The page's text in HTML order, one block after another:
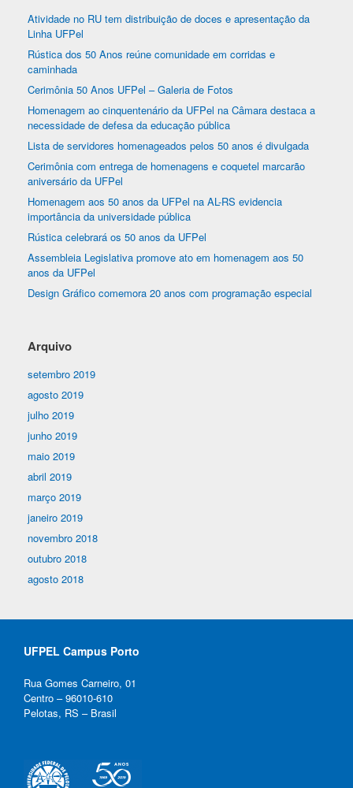
Atividade no RU tem distribuição de doces e apresentação da
Linha UFPel
Rústica dos 50 Anos reúne comunidade em corridas e
caminhada
Cerimônia 50 Anos UFPel – Galeria de Fotos
Homenagem ao cinquentenário da UFPel na Câmara destaca a
necessidade de defesa da educação pública
Lista de servidores homenageados pelos 50 anos é divulgada
Cerimônia com entrega de homenagens e coquetel marcarão
aniversário da UFPel
Homenagem aos 50 anos da UFPel na AL-RS evidencia
importância da universidade pública
Rústica celebrará os 50 anos da UFPel
Assembleia Legislativa promove ato em homenagem aos 50
anos da UFPel
Design Gráfico comemora 20 anos com programação especial
Arquivo
setembro 2019
agosto 2019
julho 2019
junho 2019
maio 2019
abril 2019
março 2019
janeiro 2019
novembro 2018
outubro 2018
agosto 2018
UFPEL Campus Porto
Rua Gomes Carneiro, 01
Centro – 96010-610
Pelotas, RS – Brasil